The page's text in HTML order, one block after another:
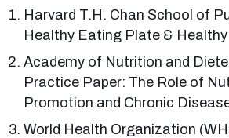
Harvard T.H. Chan School of
Healthy Eating Plate &
Academy of Nutrition and
Practice Paper: The Role of
Promotion and Chronic
World Health Organization